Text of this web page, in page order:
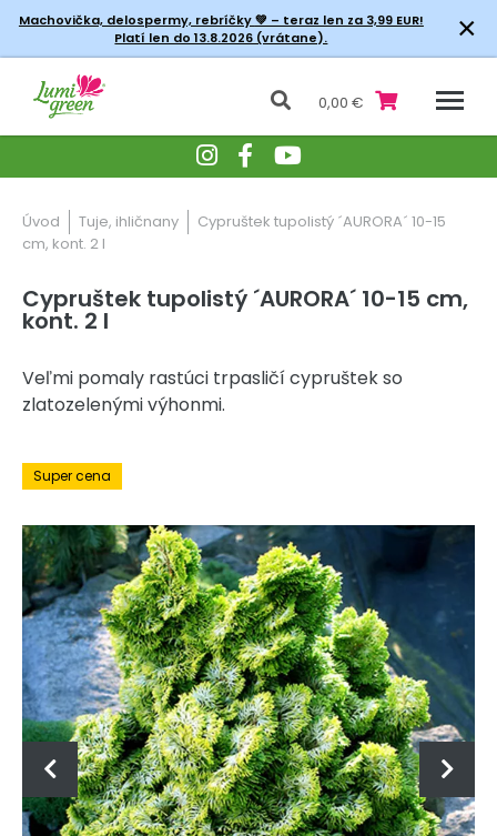
Machovička, delospermy, rebríčky💚 – teraz len za 3,99 EUR!
Platí len do 13.8.2026 (vrátane).
×
0,00 €
Úvod Tuje, ihličnany
Cypruštek tupolistý ´AURORA´ 10-15
cm, kont. 2 l
Cypruštek tupolistý ´AURORA´ 10-15 cm,
kont. 2 l
Veľmi pomaly rastúci trpasličí cypruštek so
zlatozelenými výhonmi.
Super cena